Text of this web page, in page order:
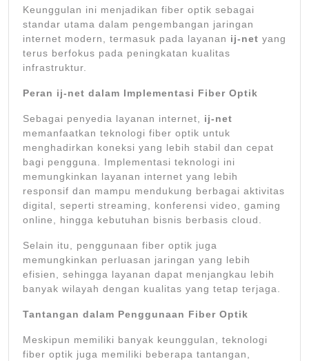
Keunggulan ini menjadikan fiber optik sebagai
standar utama dalam pengembangan jaringan
internet modern, termasuk pada layanan ij-net yang
terus berfokus pada peningkatan kualitas
infrastruktur.
Peran ij-net dalam Implementasi Fiber Optik
Sebagai penyedia layanan internet, ij-net
memanfaatkan teknologi fiber optik untuk
menghadirkan koneksi yang lebih stabil dan cepat
bagi pengguna. Implementasi teknologi ini
memungkinkan layanan internet yang lebih
responsif dan mampu mendukung berbagai aktivitas
digital, seperti streaming, konferensi video, gaming
online, hingga kebutuhan bisnis berbasis cloud.
Selain itu, penggunaan fiber optik juga
memungkinkan perluasan jaringan yang lebih
efisien, sehingga layanan dapat menjangkau lebih
banyak wilayah dengan kualitas yang tetap terjaga.
Tantangan dalam Penggunaan Fiber Optik
Meskipun memiliki banyak keunggulan, teknologi
fiber optik juga memiliki beberapa tantangan,